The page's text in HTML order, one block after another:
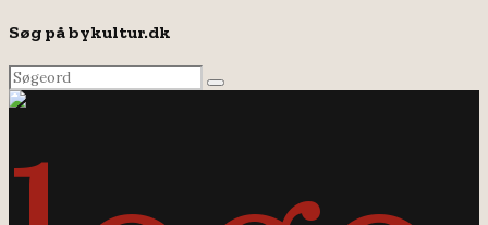
Søg på bykultur.dk
Search
for:
Search